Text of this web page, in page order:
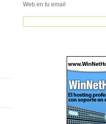
Web en tu email